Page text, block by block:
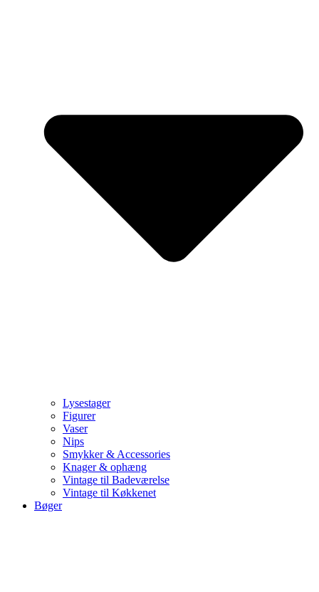
Lysestager
Figurer
Vaser
Nips
Smykker & Accessories
Knager & ophæng
Vintage til Badeværelse
Vintage til Køkkenet
Bøger